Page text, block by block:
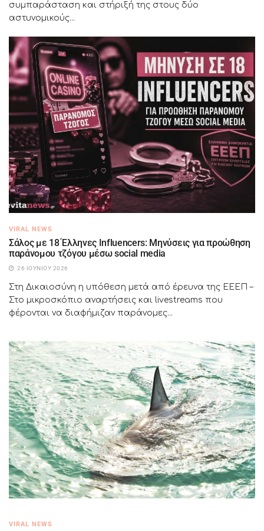
συμπαράσταση και στήριξή της στους δύο
αστυνομικούς...
VIRAL NEWS
Σάλος με 18 Έλληνες Influencers: Μηνύσεις για προώθηση
παράνομου τζόγου μέσω social media
26 ΙΟΥΝΊΟΥ 2026
Στη Δικαιοσύνη η υπόθεση μετά από έρευνα της ΕΕΕΠ –
Στο μικροσκόπιο αναρτήσεις και livestreams που
φέρονται να διαφήμιζαν παράνομες...
VIRAL NEWS